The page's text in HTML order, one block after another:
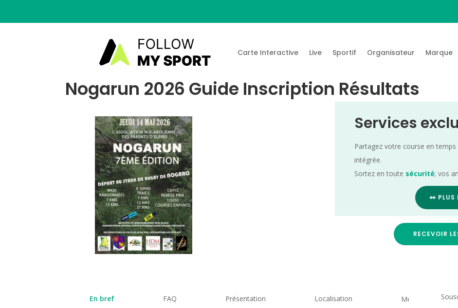
Carte Interactive Live Sportif Organisateur Marque
Nogarun 2026 Guide Inscription Résultats
Services
Partagez votre course en temps
intégrée.
Sortez en toute sécurité; vos
👀 PLUS
RECEVOIR
En bref FAQ Présentation Localisation Medias